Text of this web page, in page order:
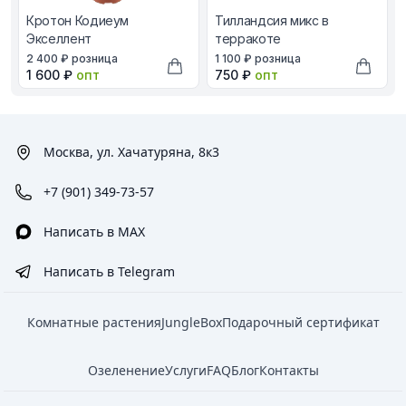
Кротон Кодиеум
Экселлент
В наличии, цена в рублях
2 400 ₽ розница
Оптовая цена в рублях
1 600 ₽ опт
Добавить в корзину
Тилландсия микс в
терракоте
В наличии, цена в рублях
1 100 ₽ розница
Оптовая цена в рублях
750 ₽ опт
Москва, ул. Хачатуряна, 8к3
+7 (901) 349-73-57
Написать в MAX
Написать в Telegram
Комнатные растенияJungleBoxПодарочный сертификат
ОзеленениеУслугиFAQБлогКонтакты